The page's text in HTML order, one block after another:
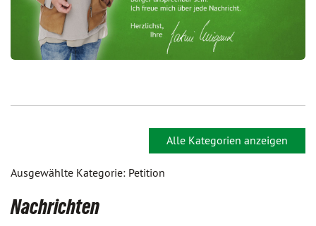
Alle Kategorien anzeigen
Ausgewählte Kategorie: Petition
Nachrichten